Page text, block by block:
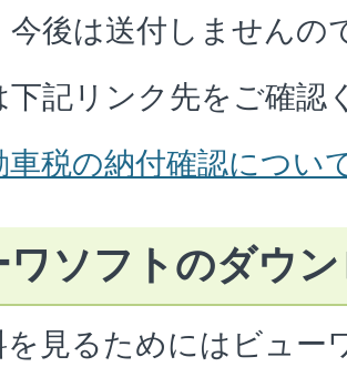
今後は送付しませんの
下記リンク先をご確認
車税の納付確認につい
ワソフトのダウ
を見るためにはビュー